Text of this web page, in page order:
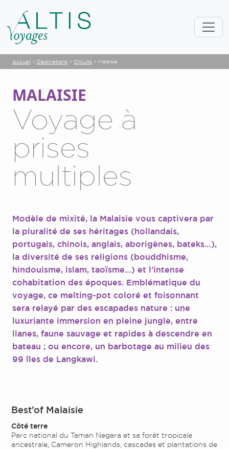
Accueil > Destinations > Circuits > Malaisie
MALAISIE
Voyage à
prises
multiples
Modèle de mixité, la Malaisie vous captivera par
la pluralité de ses héritages (hollandais,
portugais, chinois, anglais, aborigènes, bateks…),
la diversité de ses religions (bouddhisme,
hindouisme, islam, taoïsme…) et l’intense
cohabitation des époques. Emblématique du
voyage, ce melting-pot coloré et foisonnant
sera relayé par des escapades nature : une
luxuriante immersion en pleine jungle, entre
lianes, faune sauvage et rapides à descendre en
bateau ; ou encore, un barbotage au milieu des
99 îles de Langkawi.
Best’of Malaisie
Côté terre
Parc national du Taman Negara et sa forêt tropicale
ancestrale, Cameron Highlands, cascades et plantations de